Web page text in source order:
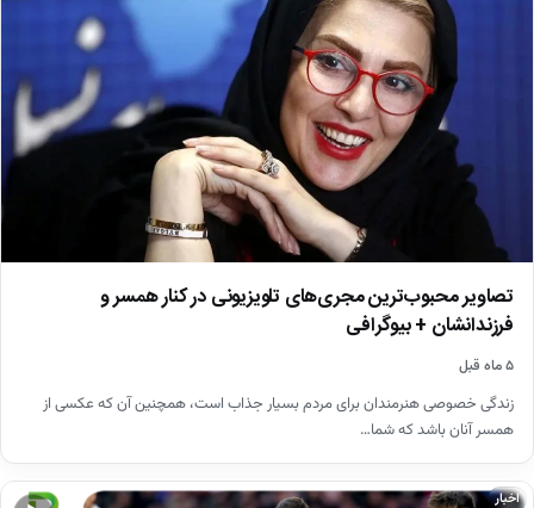
تصاویر محبوب‌ترین مجری‌های تلویزیونی در کنار همسر و
فرزندانشان + بیوگرافی
۵ ماه قبل
زندگی خصوصی هنرمندان برای مردم بسیار جذاب است، همچنین آن که عکسی از
همسر آنان باشد که شما…
اخبار